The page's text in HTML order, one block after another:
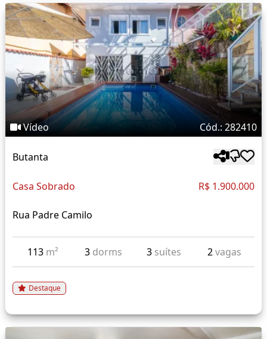
Vídeo Cód.: 282410
Butanta
Casa Sobrado R$ 1.900.000
Rua Padre Camilo
113 m² 3 dorms 3 suítes 2vagas
Destaque